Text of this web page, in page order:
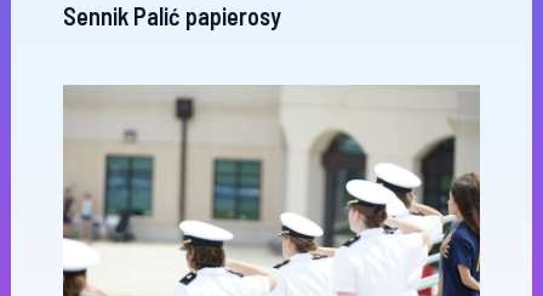
Sennik Palić papierosy